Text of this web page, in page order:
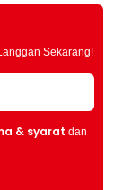
Sekarang!
& syarat dan